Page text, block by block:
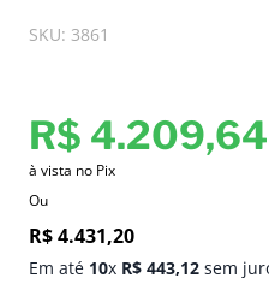
SKU: 3861
R$ 4.209,64
à vista no Pix
Ou
R$4.431,20
Em até 10x R$ 443,12 sem